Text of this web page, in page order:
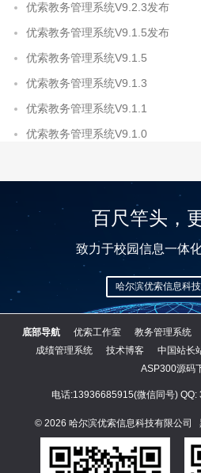
优索教务管理系统V9.2.3发布
优索教务管理系统V9.1.5发布
优索教务管理系统V9.1.5
优索教务管理系统V9.1.3
优索教务管理系统V9.1.1
优索教务管理系统V9.1.0
百尺竿头，
致力于校园信息一体
哈尔滨优索信息科
底部导航 优索工作室 教务管理系统
成绩管理系统
技术博客 中国站长
ASP300源码
电话:13936685915(微信同号) QQ:
© 2026 哈尔滨优索信息科技有限公司